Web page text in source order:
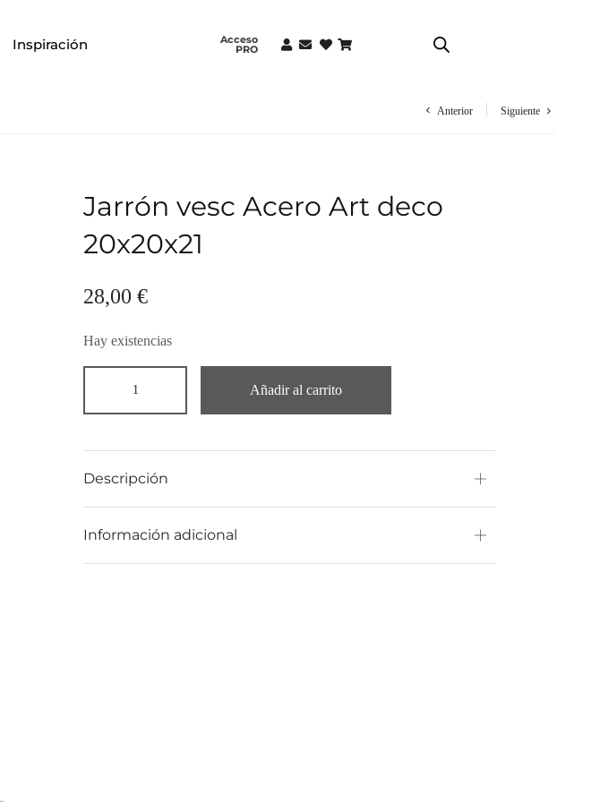
Inspiración Acceso
PRO
Anterior Siguiente
Jarrón vesc Acero Art deco
20x20x21
28,00€
Hay existencias
Añadir al carrito
Descripción
Información adicional